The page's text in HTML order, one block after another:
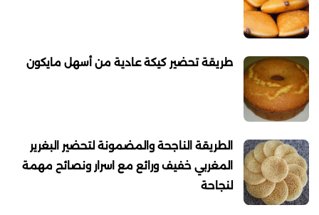
طريقة تحضير كيكة عادية من أسهل مايكون
الطريقة الناجحة والمضمونة لتحضير البغرير
المغربي خفيف ورائع مع اسرار ونصائح مهمة
لنجاحة